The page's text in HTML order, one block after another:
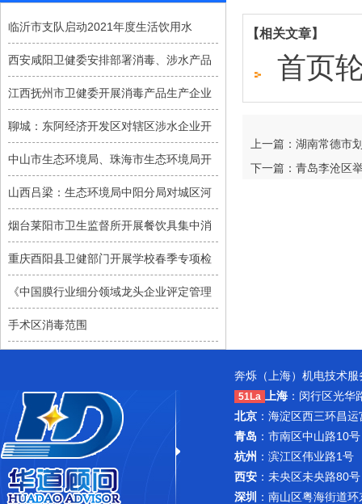
临沂市支队启动2021年度生活饮用水
西安咸阳卫健委安排部署消毒、涉水产品
江西抚州市卫健委开展消毒产品生产企业
聊城：东阿经济开发区对辖区涉水企业开
中山市生态环境局、珠海市生态环境局开
山西吕梁：生态环境局中阳分局对城区河
烟台莱阳市卫生监督所开展餐饮具集中消
重庆酉阳县卫健部门开展学校春季专项检
《中国膜行业细分领域龙头企业评定管理
手术区消毒范围
【相关文章】
首页
上一篇：湖南常德市
下一篇：青岛李沧区
奔烁（上海）机电技术
51La 上海 ：闵行区光
北京 ：海淀区西三环
青岛 ：市南区中山
杭州 ：滨江区伟业
西安 ：未央区未央
深圳
：南山区粤海街道